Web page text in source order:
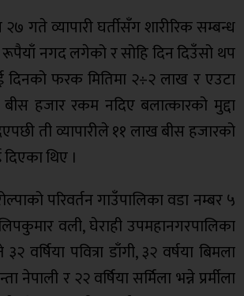
गते व्यापारी घर्तीसँग शारीरिक सम्बन्ध
नगद लगेको र सोहि दिन दिउँसो थप
फरक मितिमा २÷२ लाख र एउटा
हजार रकम नदिए बलात्कारको मुद्दा
ती व्यापारीले ११ लाख बीस हजारको
थिए ।
परिवर्तन गाउँपालिका वडा नम्बर ५
वली, घेराही उपमहानगरपालिका
वर्षिया पवित्रा डाँगी, ३२ वर्षया बिमला
नेपाली र २२ वर्षिया सर्मिला भन्ने प्रर्मीला